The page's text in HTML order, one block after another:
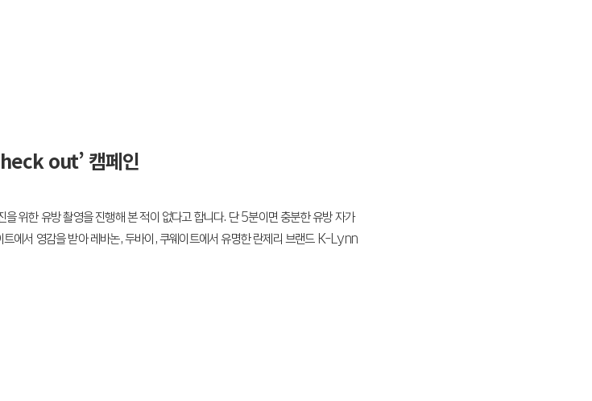
out’ 캠페인
위한 유방 촬영을 진행해 본 적이 없다고 합니다. 단 5분이면 충분한 유방 자가
에서 영감을 받아 레바논, 두바이, 쿠웨이트에서 유명한 란제리 브랜드 K-Lynn